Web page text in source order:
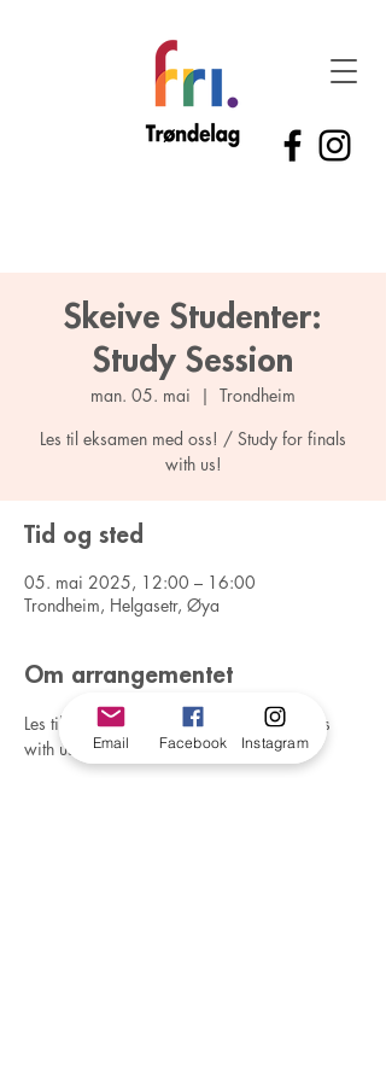
Skeive Studenter:
Study Session
man. 05. mai
  |
Trondheim
Les til eksamen med oss! / Study for finals
with us!
Tid og sted
05. mai 2025, 12:00 – 16:00
Trondheim, Helgasetr, Øya
Om arrangementet
Les til eksamen med oss! / Study for finals
with us!
Email Facebook Instagram